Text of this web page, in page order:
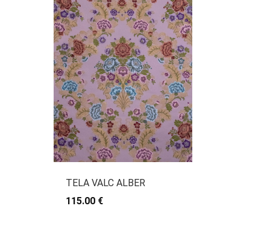
TELA VALC ALBER
115.00 €